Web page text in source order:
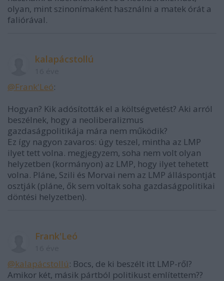
olyan, mint szinonímaként használni a matek órát a
faliórával.
kalapácstollú
@Frank'Leó:
Hogyan? Kik adósították el a költségvetést? Aki arról
beszélnek, hogy a neoliberalizmus
gazdaságpolitikája mára nem működik?
Ez így nagyon zavaros: úgy teszel, mintha az LMP
ilyet tett volna. megjegyzem, soha nem volt olyan
helyzetben (kormányon) az LMP, hogy ilyet tehetett
volna. Pláne, Szili és Morvai nem az LMP álláspontját
osztják (pláne, ők sem voltak soha gazdaságpolitikai
döntési helyzetben).
Frank'Leó
@kalapácstollú: Bocs, de ki beszélt itt LMP-ről?
Amikor két, másik pártból politikust említettem??